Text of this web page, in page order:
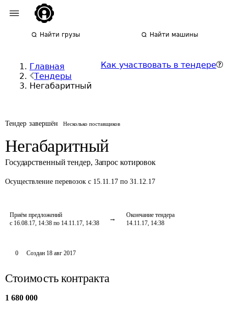
Найти грузы Найти машины
Главная
Тендеры
Негабаритный
Как участвовать в тендере
Тендер завершён Несколько поставщиков
Негабаритный
Государственный тендер, Запрос котировок
Осуществление перевозок с 15.11.17 по 31.12.17
Приём предложений
с 16.08.17, 14:38 по 14.11.17, 14:38
Окончание тендера
14.11.17, 14:38
0 Создан 18 авг 2017
Стоимость контракта
1 680 000